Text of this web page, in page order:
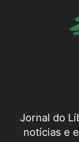
Jornal do
notícias e